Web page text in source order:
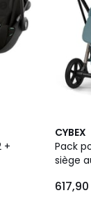
+
CYBEX
Pack
siège
2